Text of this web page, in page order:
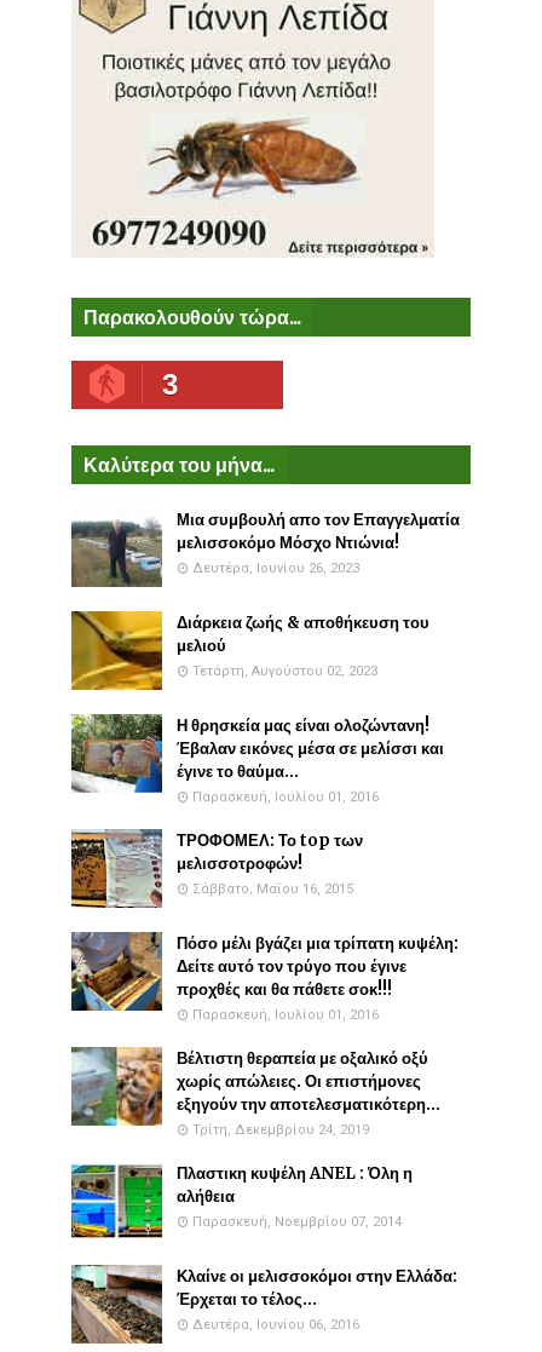
Παρακολουθούν τώρα...
3
Καλύτερα του μήνα...
Μια συμβουλή απο τον Επαγγελματία
μελισσοκόμο Μόσχο Ντιώνια!
Δευτέρα, Ιουνίου 26, 2023
Διάρκεια ζωής & αποθήκευση του
μελιού
Τετάρτη, Αυγούστου 02, 2023
Η θρησκεία μας είναι ολοζώντανη!
Έβαλαν εικόνες μέσα σε μελίσσι και
έγινε το θαύμα...
Παρασκευή, Ιουλίου 01, 2016
ΤΡΟΦΟΜΕΛ: Το top των
μελισσοτροφών!
Σάββατο, Μαΐου 16, 2015
Πόσο μέλι βγάζει μια τρίπατη κυψέλη:
Δείτε αυτό τον τρύγο που έγινε
προχθές και θα πάθετε σοκ!!!
Παρασκευή, Ιουλίου 01, 2016
Βέλτιστη θεραπεία με οξαλικό οξύ
χωρίς απώλειες. Οι επιστήμονες
εξηγούν την αποτελεσματικότερη...
Τρίτη, Δεκεμβρίου 24, 2019
Πλαστικη κυψέλη ANEL : Όλη η
αλήθεια
Παρασκευή, Νοεμβρίου 07, 2014
Κλαίνε οι μελισσοκόμοι στην Ελλάδα:
Έρχεται το τέλος...
Δευτέρα, Ιουνίου 06, 2016